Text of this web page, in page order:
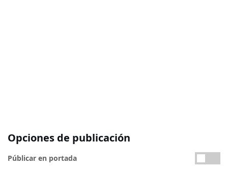
Opciones de publicación
Públicar en portada